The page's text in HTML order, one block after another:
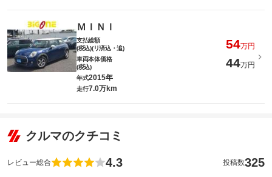
ＭＩＮＩ
支払総額
(税込)(リ済込・追)
54万円
車両本体価格
(税込)
44万円
年式2015年
走行7.0万km
クルマのクチコミ
レビュー総合 4.3 投稿数325